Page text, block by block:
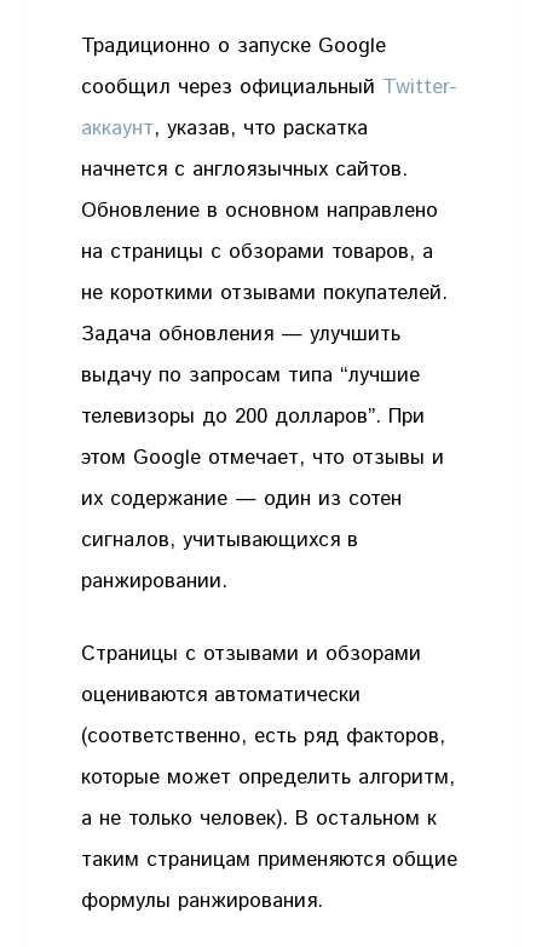
Традиционно о запуске Google
сообщил через официальный Twitter-
аккаунт, указав, что раскатка
начнется с англоязычных сайтов.
Обновление в основном направлено
на страницы с обзорами товаров, а
не короткими отзывами покупателей.
Задача обновления — улучшить
выдачу по запросам типа “лучшие
телевизоры до 200 долларов”. При
этом Google отмечает, что отзывы и
их содержание — один из сотен
сигналов, учитывающихся в
ранжировании.
Страницы с отзывами и обзорами
оцениваются автоматически
(соответственно, есть ряд факторов,
которые может определить алгоритм,
а не только человек). В остальном к
таким страницам применяются общие
формулы ранжирования.